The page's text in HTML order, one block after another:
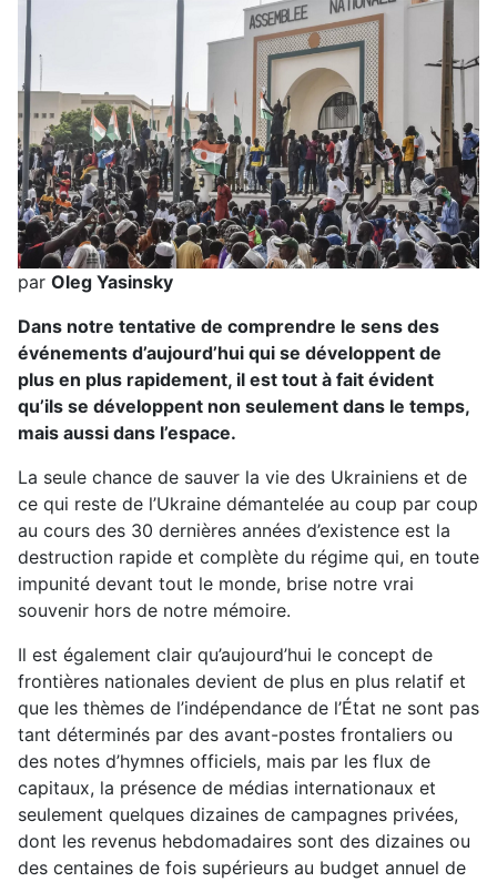
par Oleg Yasinsky
Dans notre tentative de comprendre le sens des
événements d’aujourd’hui qui se développent de
plus en plus rapidement, il est tout à fait évident
qu’ils se développent non seulement dans le temps,
mais aussi dans l’espace.
La seule chance de sauver la vie des Ukrainiens et de
ce qui reste de l’Ukraine démantelée au coup par coup
au cours des 30 dernières années d’existence est la
destruction rapide et complète du régime qui, en toute
impunité devant tout le monde, brise notre vrai
souvenir hors de notre mémoire.
Il est également clair qu’aujourd’hui le concept de
frontières nationales devient de plus en plus relatif et
que les thèmes de l’indépendance de l’État ne sont pas
tant déterminés par des avant-postes frontaliers ou
des notes d’hymnes officiels, mais par les flux de
capitaux, la présence de médias internationaux et
seulement quelques dizaines de campagnes privées,
dont les revenus hebdomadaires sont des dizaines ou
des centaines de fois supérieurs au budget annuel de